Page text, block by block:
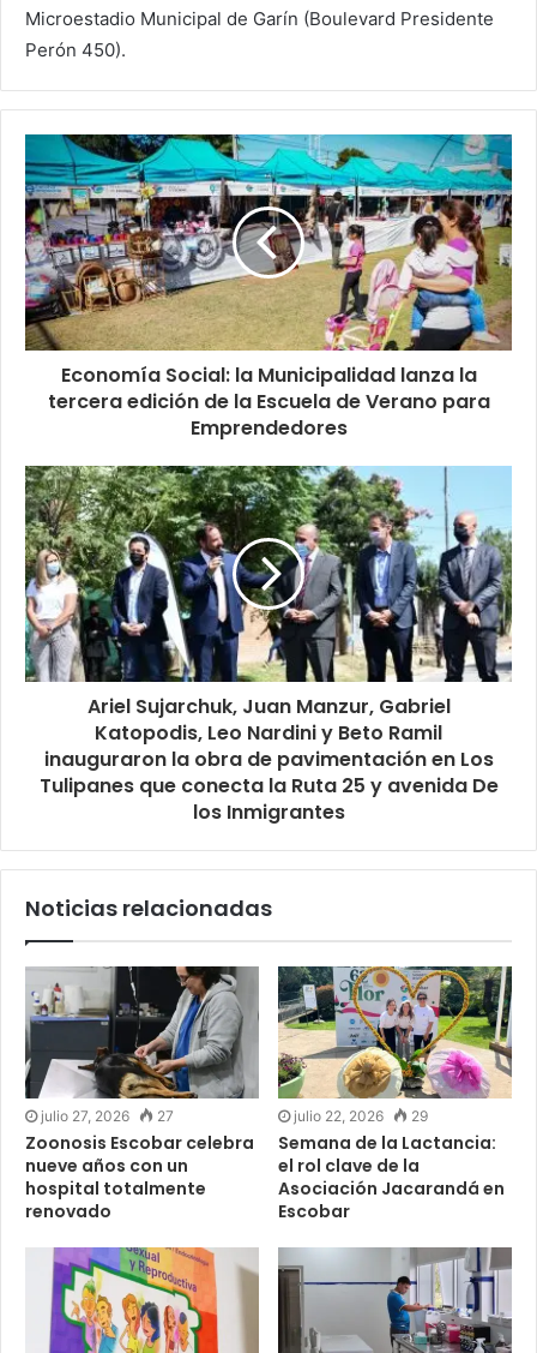
Microestadio Municipal de Garín (Boulevard Presidente
Perón 450).
Economía Social: la Municipalidad lanza la
tercera edición de la Escuela de Verano para
Emprendedores
Ariel Sujarchuk, Juan Manzur, Gabriel
Katopodis, Leo Nardini y Beto Ramil
inauguraron la obra de pavimentación en Los
Tulipanes que conecta la Ruta 25 y avenida De
los Inmigrantes
Noticias relacionadas
julio 27, 2026 27
Zoonosis Escobar celebra
nueve años con un
hospital totalmente
renovado
julio 22, 2026 29
Semana de la Lactancia:
el rol clave de la
Asociación Jacarandá en
Escobar